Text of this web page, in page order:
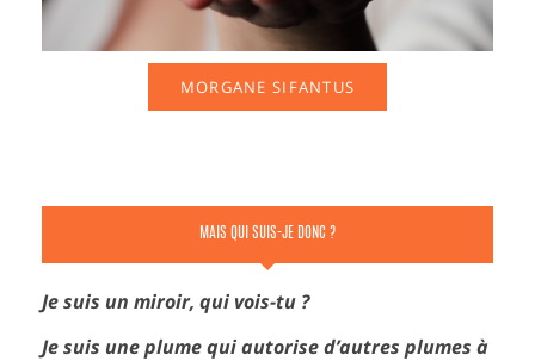
MORGANE SIFANTUS
MAIS QUI SUIS-JE DONC ?
Je suis un miroir, qui vois-tu ?
Je suis une plume qui autorise d’autres plumes à